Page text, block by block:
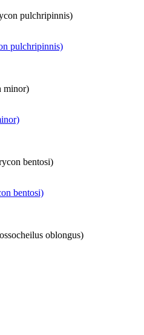
pulchripinnis)
bentosi)